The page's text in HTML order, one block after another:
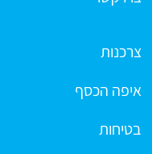
צרכנות
איפה הכסף
בטיחות